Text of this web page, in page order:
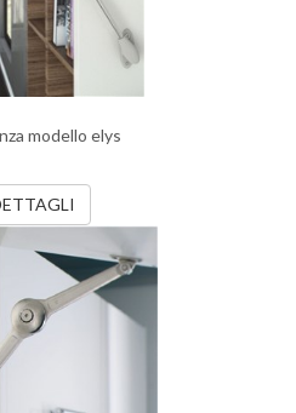
modello elys